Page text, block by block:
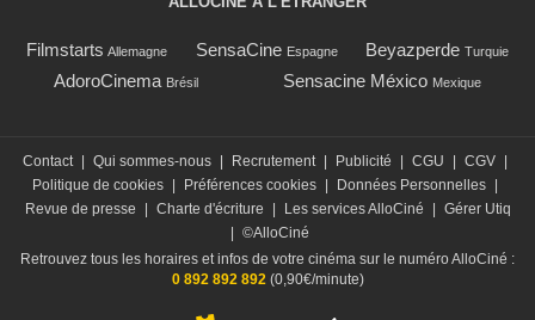
Filmstarts Allemagne SensaCine Espagne Beyazperde Turquie
AdoroCinema Brésil Sensacine México Mexique
Contact Qui sommes-nous Recrutement Publicité CGU CGV
Politique de cookies
Préférences cookies Données Personnelles
Revue de presse
Charte d'écriture Les services AlloCiné
Gérer Utiq
©AlloCiné
Retrouvez tous les horaires et infos de votre cinéma sur le numéro AlloCiné :
0 892 892 892(0,90€/minute)